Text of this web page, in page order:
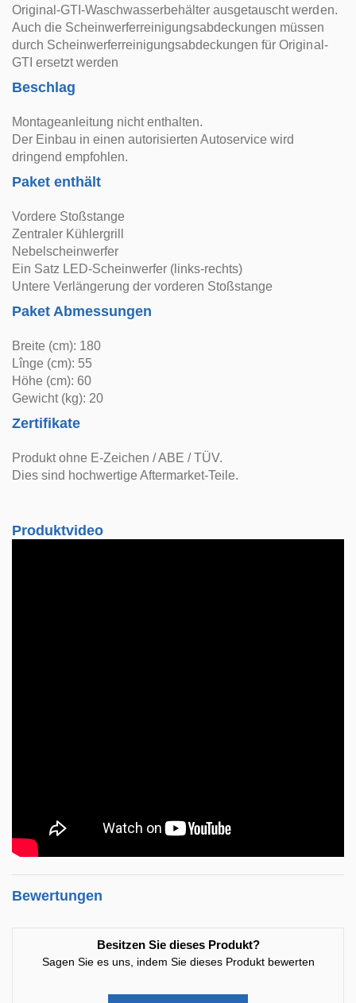
Original-GTI-Waschwasserbehälter ausgetauscht werden.
Auch die Scheinwerferreinigungsabdeckungen müssen
durch Scheinwerferreinigungsabdeckungen für Original-
GTI ersetzt werden
Beschlag
Montageanleitung nicht enthalten.
Der Einbau in einen autorisierten Autoservice wird
dringend empfohlen.
Paket enthält
Vordere Stoßstange
Zentraler Kühlergrill
Nebelscheinwerfer
Ein Satz LED-Scheinwerfer (links-rechts)
Untere Verlängerung der vorderen Stoßstange
Paket Abmessungen
Breite (cm): 180
Lînge (cm): 55
Höhe (cm): 60
Gewicht (kg): 20
Zertifikate
Produkt ohne E-Zeichen / ABE / TÜV.
Dies sind hochwertige Aftermarket-Teile.
Produktvideo
Bewertungen
Besitzen Sie dieses Produkt?
Sagen Sie es uns, indem Sie dieses Produkt bewerten